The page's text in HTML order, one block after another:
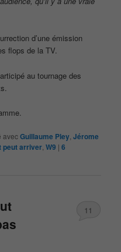
d’une émission
flops de la TV.
au tournage des
avecGuillaume Pley ,Jérome
peut arriver ,W9 |6
11